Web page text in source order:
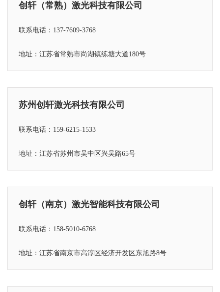
创轩（常熟）激光科技有限公司
联系电话：137-7609-3768
地址：江苏省常熟市尚湖镇练塘大道180号
苏州创轩激光科技有限公司
联系电话：159-6215-1533
地址：江苏省苏州市吴中区兴吴路65号
创轩（南京）激光智能科技有限公司
联系电话：158-5010-6768
地址：江苏省南京市高淳区经济开发区东旭路8号